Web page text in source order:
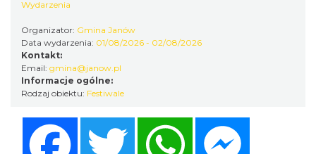
21.98 km
Światowy Festiwal Prażonek w Porębie
Wydarzenia
Organizator: Gmina Janów
Data wydarzenia: 01/08/2026 - 02/08/2026
Kontakt:
Email: gmina@janow.pl
Informacje ogólne:
Rodzaj obiektu: Festiwale
Twitter WhatsApp